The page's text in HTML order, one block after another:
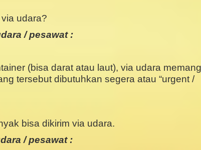
udara?
/ pesawat :
(bisa darat atau laut), via udara memang
tersebut dibutuhkan segera atau “urgent /
bisa dikirim via udara.
/ pesawat :